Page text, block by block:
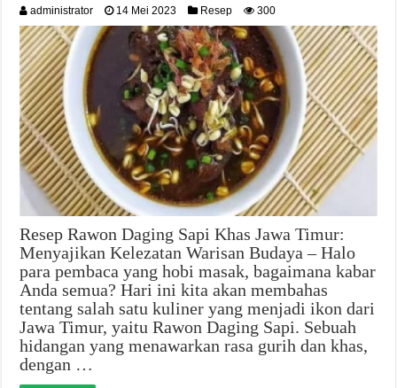
administrator 14 Mei 2023 Resep 300
Resep Rawon Daging Sapi Khas Jawa Timur:
Menyajikan Kelezatan Warisan Budaya – Halo
para pembaca yang hobi masak, bagaimana kabar
Anda semua? Hari ini kita akan membahas
tentang salah satu kuliner yang menjadi ikon dari
Jawa Timur, yaitu Rawon Daging Sapi. Sebuah
hidangan yang menawarkan rasa gurih dan khas,
dengan …